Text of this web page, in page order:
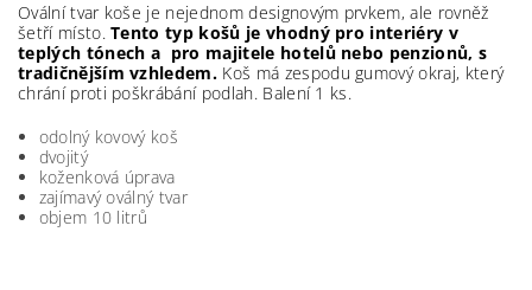
Ovální tvar koše je nejednom designovým prvkem, ale rovněž
šetří místo.Tento typ košů je vhodný pro interiéry v
teplých tónech a pro majitele hotelů nebo penzionů, s
tradičnějším vzhledem. Koš má zespodu gumový okraj, který
chrání proti poškrábání podlah. Balení 1 ks.
odolný kovový koš
dvojitý
koženková úprava
zajímavý oválný tvar
objem 10 litrů